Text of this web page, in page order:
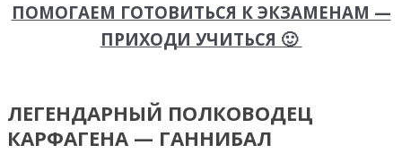
ПОМОГАЕМ ГОТОВИТЬСЯ К ЭКЗАМЕНАМ —
ПРИХОДИ УЧИТЬСЯ 🙂
ЛЕГЕНДАРНЫЙ ПОЛКОВОДЕЦ
КАРФАГЕНА — ГАННИБАЛ